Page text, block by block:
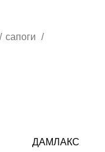
сапоги
ДАМЛАКС